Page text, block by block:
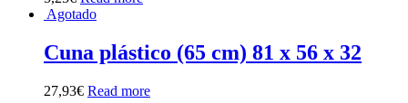
Agotado
Cuna plástico (65 cm) 81 x 56 x 32
27,93€ Read more